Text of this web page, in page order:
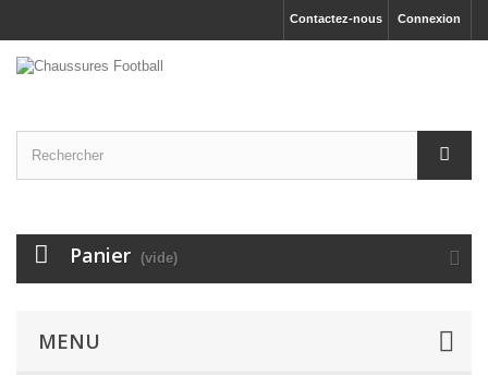
Connexion
Contactez-nous
Panier (vide)
MENU